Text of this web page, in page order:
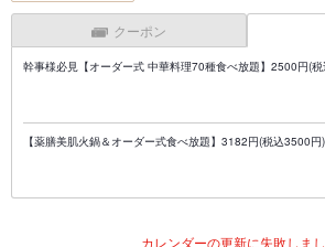
クーポン
幹事様必見【オーダー式 中華料理70種食べ放題】2500円(税
【薬膳美肌火鍋＆オーダー式食べ放題】3182円(税込3500円)
カレンダーの更新に失敗しまし